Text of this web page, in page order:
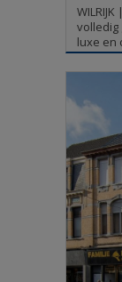
WILRIJK
volledig
luxe en